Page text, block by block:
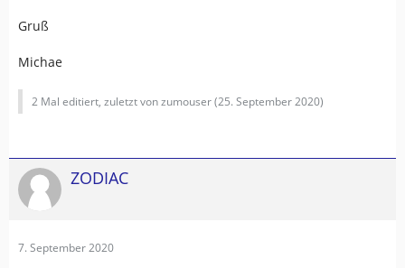
Gruß
Michae
2 Mal editiert, zuletzt von zumouser (25. September 2020)
ZODIAC
7. September 2020